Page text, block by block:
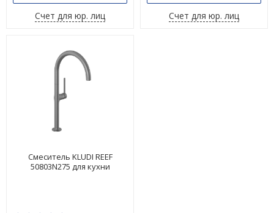
Счет для юр. лиц
Счет для юр. лиц
Смеситель KLUDI REEF
50803N275 для кухни